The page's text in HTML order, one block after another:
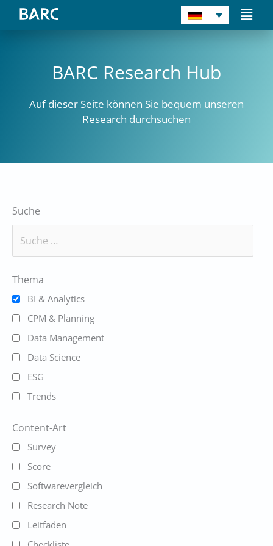
Zum
Inhalt
Main
BARC Research Hub
Auf dieser Seite können Sie bequem unseren
Research durchsuchen
Suche
Thema
BI & Analytics
CPM & Planning
Data Management
Data Science
ESG
Trends
Content-Art
Survey
Score
Softwarevergleich
Research Note
Leitfaden